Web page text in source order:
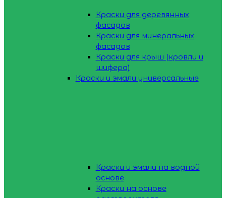
Краски для деревянных
фасадов
Краски для минеральных
фасадов
Краски для крыш (кровли и
шифера)
Краски и эмали универсальные
Краски и эмали на водной
основе
Краски на основе